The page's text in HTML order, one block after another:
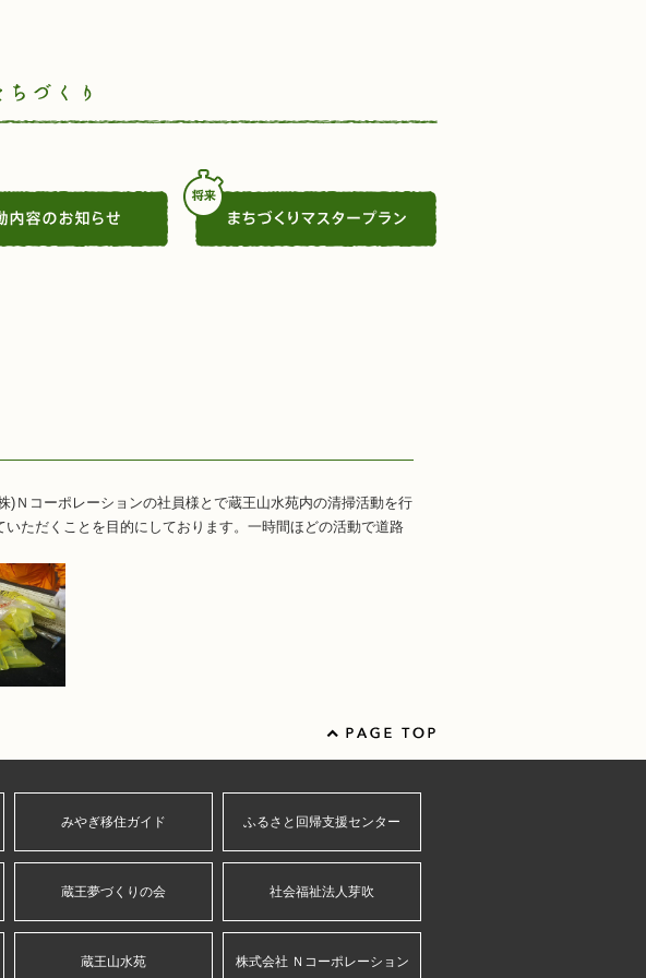
Ｎコーポレーションの社員様とで蔵王山水苑内の清掃活動を行
ただくことを目的にしております。一時間ほどの活動で道路
みやぎ移住ガイド ふるさと回帰支援センター
蔵王夢づくりの会 社会福祉法人芽吹
蔵王山水苑 株式会社 Ｎコーポレーション